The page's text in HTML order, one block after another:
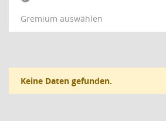
Gremium auswählen
Keine Daten gefunden.